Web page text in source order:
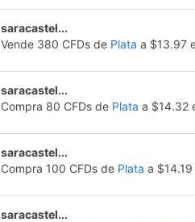
saracastel...
Vende 380 CFDs de Plata a $13.97
saracastel...
Compra 80 CFDs de Plata a $14.32
saracastel...
Compra 100 CFDs de Plata a $14.19
saracastel...